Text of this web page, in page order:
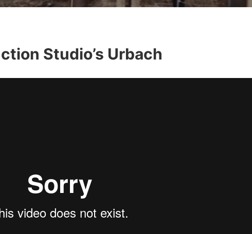
Studio’s Urbach